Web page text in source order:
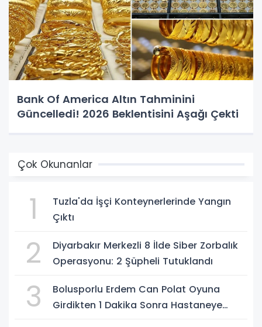
Bank Of America Altın Tahminini
Güncelledi! 2026 Beklentisini Aşağı Çekti
Çok Okunanlar
1
Tuzla'da İşçi Konteynerlerinde Yangın
Çıktı
2
Diyarbakır Merkezli 8 İlde Siber Zorbalık
Operasyonu: 2 Şüpheli Tutuklandı
3
Bolusporlu Erdem Can Polat Oyuna
Girdikten 1 Dakika Sonra Hastaneye